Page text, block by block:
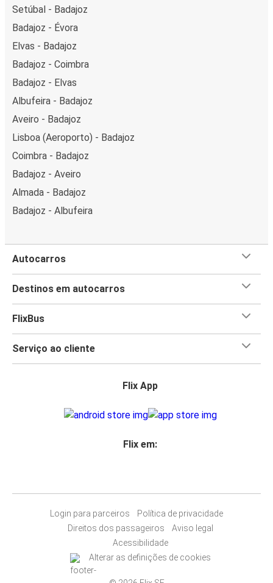
Setúbal - Badajoz
Badajoz - Évora
Elvas - Badajoz
Badajoz - Coimbra
Badajoz - Elvas
Albufeira - Badajoz
Aveiro - Badajoz
Lisboa (Aeroporto) - Badajoz
Coimbra - Badajoz
Badajoz - Aveiro
Almada - Badajoz
Badajoz - Albufeira
Autocarros
Destinos em autocarros
FlixBus
Serviço ao cliente
Flix App
Flix em:
Login para parceiros
Política de privacidade
Direitos dos passageiros
Aviso legal
Acessibilidade
Alterar as definições de cookies